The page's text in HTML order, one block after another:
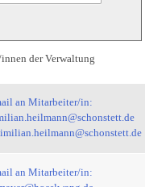
der Verwaltung